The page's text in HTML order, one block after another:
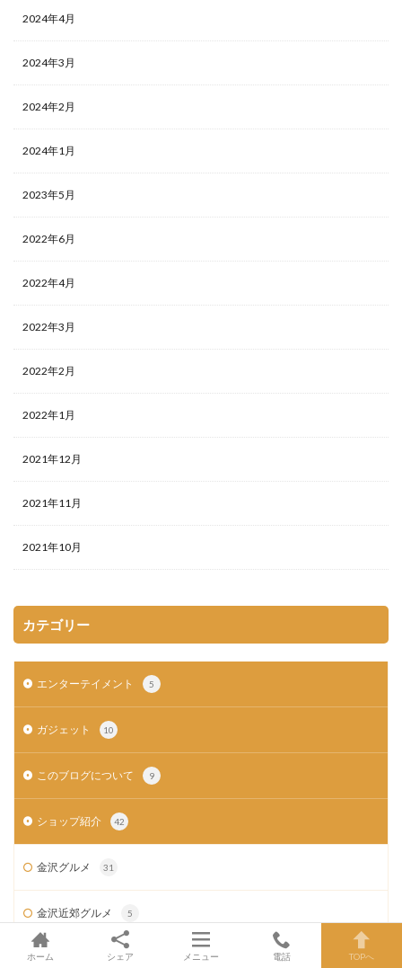
2024年4月
2024年3月
2024年2月
2024年1月
2023年5月
2022年6月
2022年4月
2022年3月
2022年2月
2022年1月
2021年12月
2021年11月
2021年10月
カテゴリー
エンターテイメント 5
ガジェット 10
このブログについて 9
ショップ紹介 42
金沢グルメ 31
金沢近郊グルメ 5
スポーツ
ホーム シェア メニュー 電話 TOPへ